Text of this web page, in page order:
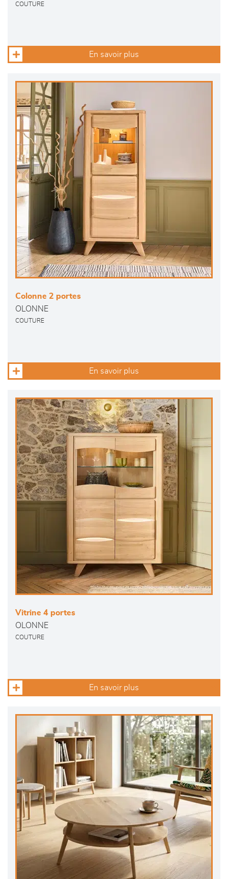
COUTURE
En savoir plus
Colonne 2 portes
OLONNE
COUTURE
En savoir plus
Vitrine 4 portes
OLONNE
COUTURE
En savoir plus